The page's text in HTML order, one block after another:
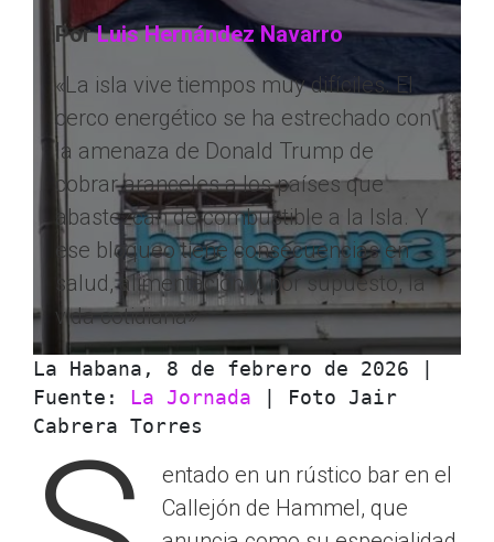
PorLuis Hernández Navarro
«La isla vive tiempos muy difíciles. El
cerco energético se ha estrechado con
la amenaza de Donald Trump de
cobrar aranceles a los países que
abastezcan de combustible a la Isla. Y
ese bloqueo tiene consecuencias en
salud, alimentación y, por supuesto, la
vida cotidiana»
La Habana, 8 de febrero de 2026 |
Fuente:
La Jornada | Foto Jair
Cabrera Torres
entado en un rústico bar en el
Callejón de Hammel, que